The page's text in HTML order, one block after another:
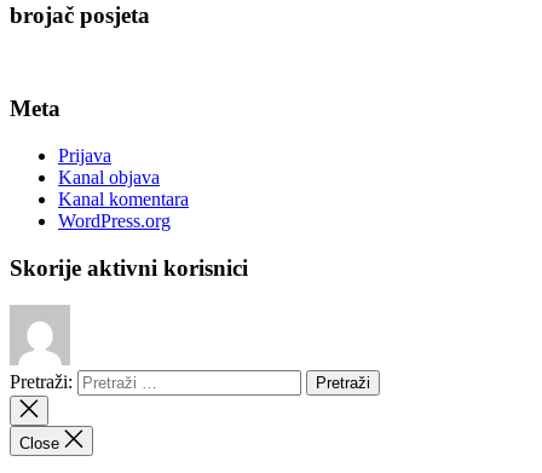
brojač posjeta
Meta
Prijava
Kanal objava
Kanal komentara
WordPress.org
Skorije aktivni korisnici
Pretraži:
Close